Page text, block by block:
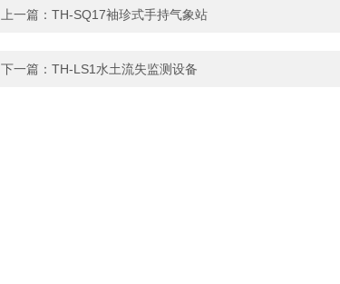
上一篇： TH-SQ17袖珍式手持气象站
下一篇： TH-LS1水土流失监测设备